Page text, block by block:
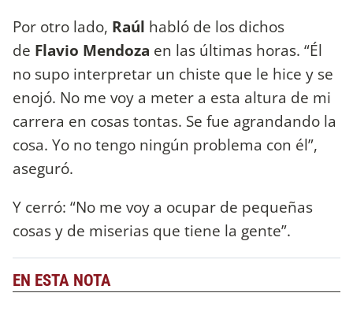
Por otro lado, Raúl habló de los dichos
de Flavio Mendoza en las últimas horas. “Él
no supo interpretar un chiste que le hice y se
enojó. No me voy a meter a esta altura de mi
carrera en cosas tontas. Se fue agrandando la
cosa. Yo no tengo ningún problema con él”,
aseguró.
Y cerró: “No me voy a ocupar de pequeñas
cosas y de miserias que tiene la gente”.
EN ESTA NOTA